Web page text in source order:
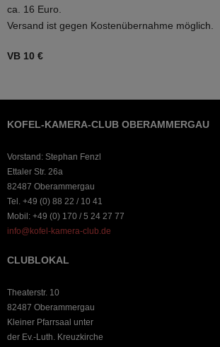
ca. 16 Euro.
Versand ist gegen Kostenübernahme möglich.
VB 10 €
KOFEL-KAMERA-CLUB OBERAMMERGAU
Vorstand: Stephan Fenzl
Ettaler Str. 26a
82487 Oberammergau
Tel. +49 (0) 88 22 / 10 41
Mobil: +49 (0) 170 / 5 24 27 77
info@kofel-kamera-club.de
CLUBLOKAL
Theaterstr. 10
82487 Oberammergau
Kleiner Pfarrsaal unter
der Ev.-Luth. Kreuzkirche